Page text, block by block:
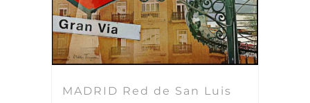
MADRID Red de San Luis